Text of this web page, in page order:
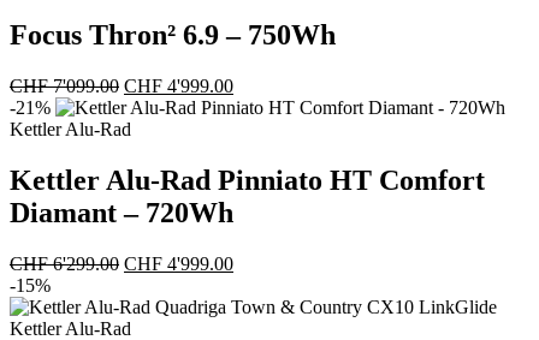
Focus Thron² 6.9 – 750Wh
CHF7'099.00 Ursprünglicher
Preis
war:
CHF 4'999.00Aktueller
Preis
-21%
Kettler Alu-Rad
Kettler Alu-Rad Pinniato HT Comfort
Diamant – 720Wh
CHF6'299.00 Ursprünglicher
war:
CHF 6'299.00
CHF 4'999.00Aktueller
ist:
-15%
Kettler Alu-Rad